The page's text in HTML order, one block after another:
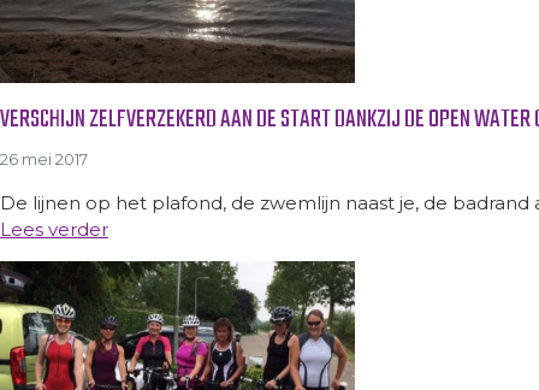
VERSCHIJN ZELFVERZEKERD AAN DE START DANKZIJ DE OPEN WATER
26 mei 2017
De lijnen op het plafond, de zwemlijn naast je, de
Lees verder